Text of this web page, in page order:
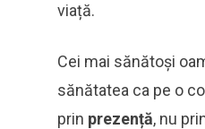
viață.
Cei mai sănătoși
sănătatea ca pe o
prin prezență, nu